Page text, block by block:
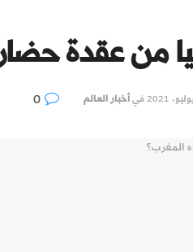
من عقدة
فيأخبار العالم